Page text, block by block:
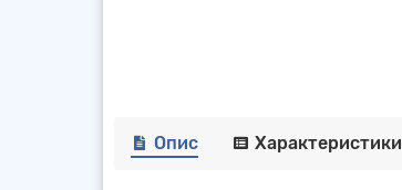
Опис Характеристики